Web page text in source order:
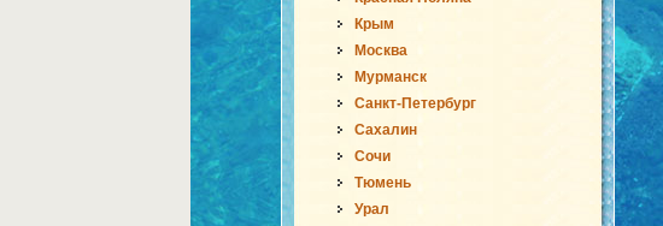
Крым
Москва
Мурманск
Санкт-Петербург
Сахалин
Сочи
Тюмень
Урал